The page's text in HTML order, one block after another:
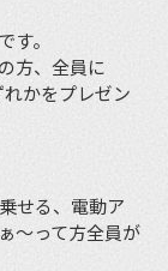
す。
方、全員に
れかをプレゼン
せる、電動ア
〜って方全員が